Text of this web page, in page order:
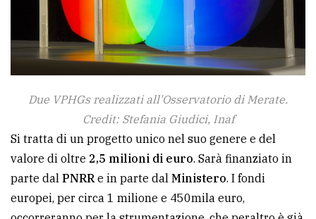
Due VPHGs realizzati all'Osservatorio di Merate.
Credit: Stefania Giudici, Inaf
Si tratta di un progetto unico nel suo genere e del
valore di oltre 2,5 milioni di euro. Sarà finanziato in
parte dal PNRR e in parte dal Ministero. I fondi
europei, per circa 1 milione e 450mila euro,